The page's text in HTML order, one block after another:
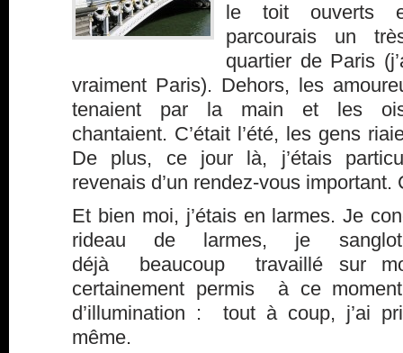
le toit ouverts
parcourais un
quartier de Paris
vraiment Paris). Dehors, les
tenaient par la main et les
chantaient. C’était l’été, les gens
De plus, ce jour là, j’étais
revenais d’un rendez-vous important.
Et bien moi, j’étais en larmes. Je
rideau de larmes, je
déjà beaucoup travaillé sur
certainement permis à ce
d’illumination : tout à coup, j’ai
même.